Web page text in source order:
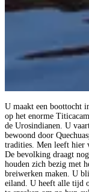
U maakt een boottocht
op het enorme
de Urosindianen. U
bewoond door
tradities. Men leeft hier
De bevolking draagt
houden zich bezig met
breiwerken maken. U
eiland. U heeft alle tijd